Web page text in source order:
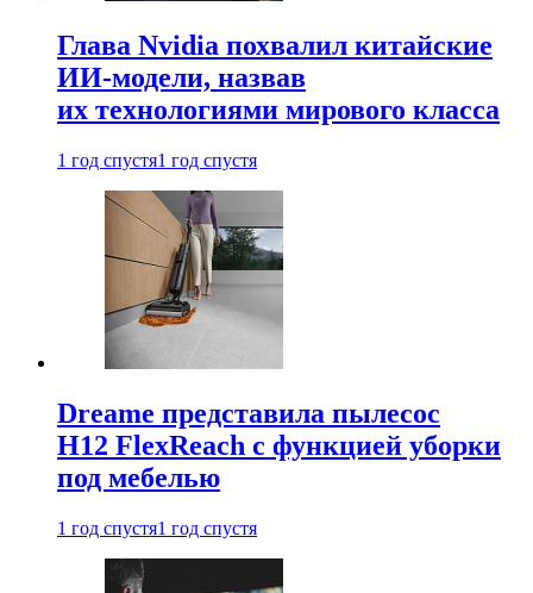
Глава Nvidia похвалил китайские
ИИ-модели, назвав
их технологиями мирового класса
1 год спустя1 год спустя
Dreame представила пылесос
H12 FlexReach с функцией уборки
под мебелью
1 год спустя1 год спустя